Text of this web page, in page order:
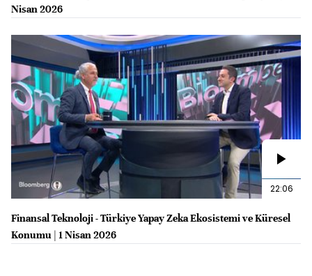
Nisan 2026
22:06
Finansal Teknoloji - Türkiye Yapay Zeka Ekosistemi ve Küresel
Konumu | 1 Nisan 2026